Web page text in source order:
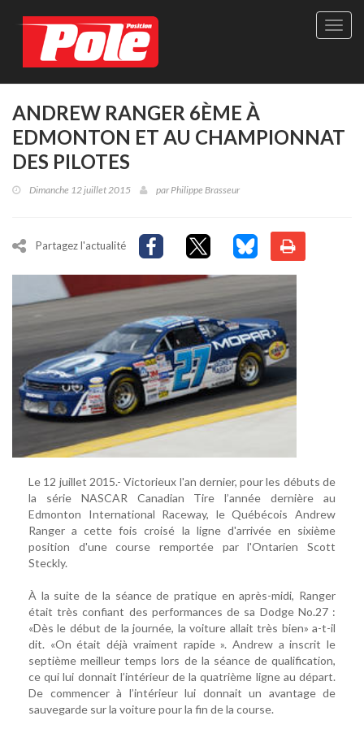
Site
Le
ANDREW RANGER 6ÈME À
EDMONTON ET AU CHAMPIONNAT
DES PILOTES
Dimanche 12 juillet 2015 parPhilippe Brasseur
Partagez l'actualité
Le 12 juillet 2015.- Victorieux l'an dernier, pour les débuts de
la série NASCAR Canadian Tire l’année dernière au
Edmonton International Raceway, le Québécois Andrew
Ranger a cette fois croisé la ligne d'arrivée en sixième
position d'une course remportée par l'Ontarien Scott
Steckly.
À la suite de la séance de pratique en après-midi, Ranger
était très confiant des performances de sa Dodge No.27 :
«Dès le début de la journée, la voiture allait très bien» a-t-il
dit. «On était déjà vraiment rapide ». Andrew a inscrit le
septième meilleur temps lors de la séance de qualification,
ce qui lui donnait l’intérieur de la quatrième ligne au départ.
De commencer à l’intérieur lui donnait un avantage de
sauvegarde sur la voiture pour la fin de la course.